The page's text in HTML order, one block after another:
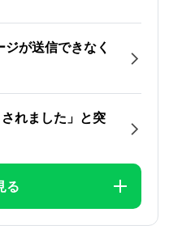
が送信できなく
れました」と突
る